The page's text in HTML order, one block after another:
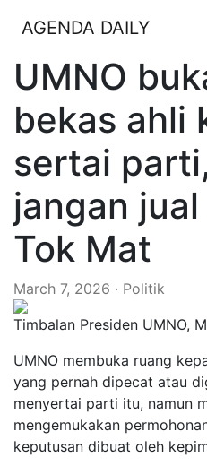
AGENDA DAILY
UMNO
bekas ahli
sertai
jangan
Tok Mat
March 7, 2026 · Politik
Timbalan Presiden UMNO,
UMNO membuka ruang
yang pernah dipecat atau
menyertai parti itu, namun
mengemukakan
keputusan dibuat oleh